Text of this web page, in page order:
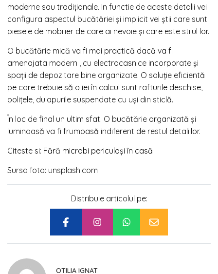
moderne sau tradiționale. In functie de aceste detalii vei
configura aspectul bucătăriei și implicit vei știi care sunt
piesele de mobilier de care ai nevoie și care este stilul lor.
O bucătărie mică va fi mai practică dacă va fi
amenajata modern , cu electrocasnice incorporate și
spații de depozitare bine organizate. O soluție eficientă
pe care trebuie să o iei în calcul sunt rafturile deschise,
polițele, dulapurile suspendate cu uși din sticlă.
În loc de final un ultim sfat. O bucătărie organizată și
luminoasă va fi frumoasă indiferent de restul detaliilor.
Citeste si: Fără microbi periculoşi în casă
Sursa foto: unsplash.com
Distribuie articolul pe:
OTILIA IGNAT